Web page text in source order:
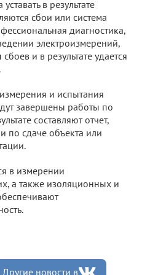
в результате
сбои или система
диагностика,
электроизмерений,
и в результате удается
и испытания
завершены работы по
составляют отчет,
по сдаче объекта или
в измерении
а также изоляционных и
Другие новости в